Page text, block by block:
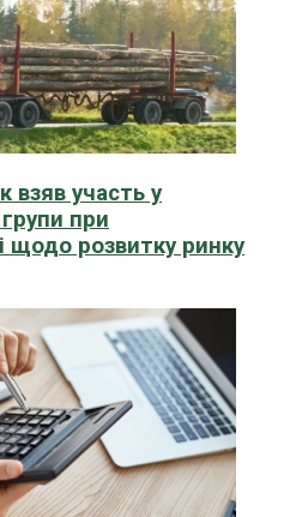
взяв участь у
групи при
щодо розвитку ринку